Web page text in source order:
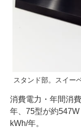
スタンド部。スイー
消費電力・年間消
年、75型が約
kWh/年。